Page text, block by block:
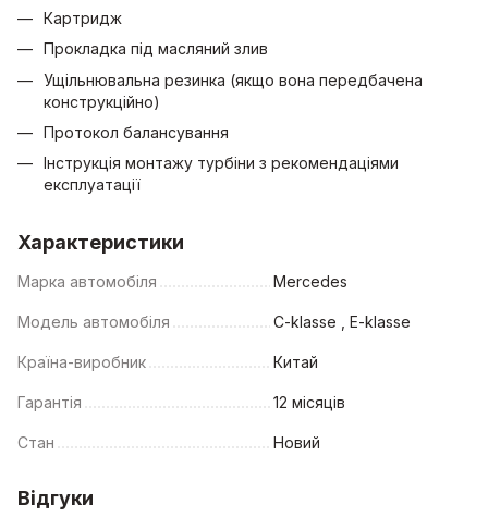
Картридж
Прокладка під масляний злив
Ущільнювальна резинка (якщо вона передбачена
конструкційно)
Протокол балансування
Інструкція монтажу турбіни з рекомендаціями
експлуатації
Характеристики
Марка автомобіля Mercedes
Модель автомобіля C-klasse , E-klasse
Країна-виробник Китай
Гарантія 12 місяців
Стан Новий
Відгуки